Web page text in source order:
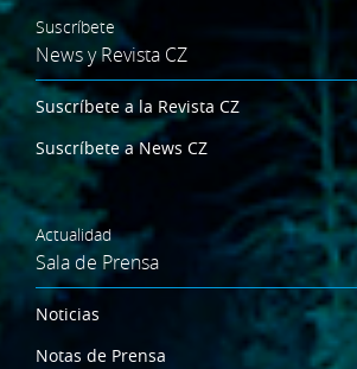
Suscríbete
News y Revista CZ
Suscríbete a la Revista CZ
Suscríbete a News CZ
Actualidad
Sala de Prensa
Noticias
Notas de Prensa